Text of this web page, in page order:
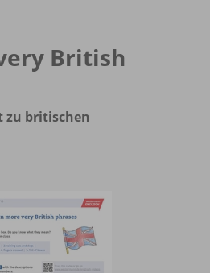
British
zu britischen